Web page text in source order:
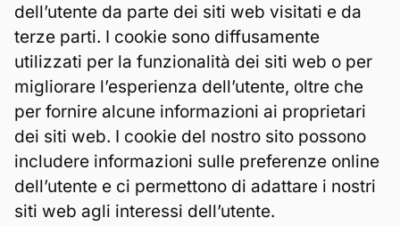
dell’utente da parte dei siti web visitati e da
terze parti. I cookie sono diffusamente
utilizzati per la funzionalità dei siti web o per
migliorare l’esperienza dell’utente, oltre che
per fornire alcune informazioni ai proprietari
dei siti web. I cookie del nostro sito possono
includere informazioni sulle preferenze online
dell’utente e ci permettono di adattare i nostri
siti web agli interessi dell’utente.